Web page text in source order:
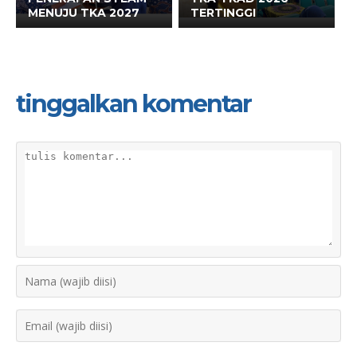
MENUJU TKA 2027
TERTINGGI
tinggalkan komentar